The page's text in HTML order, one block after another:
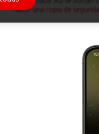
hacer una copia de